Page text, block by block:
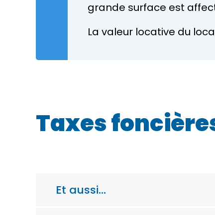
grande surface est
La valeur locative du
Taxes
Et aussi…